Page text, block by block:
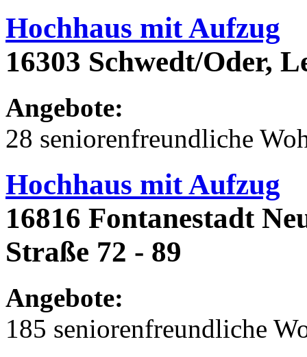
Hochhaus mit Aufzug
16303 Schwedt/Oder,
Angebote:
28 seniorenfreundliche
Hochhaus mit Aufzug
16816 Fontanestadt
Straße 72 - 89
Angebote:
185 seniorenfreundliche